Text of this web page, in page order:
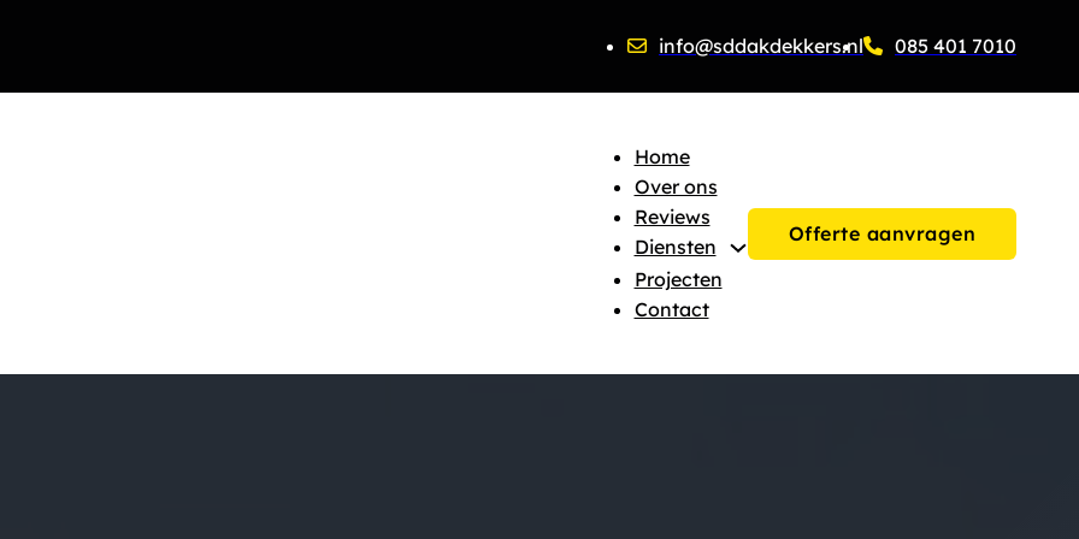
info@sddakdekkers.nl 085 401 7010
Home
Over ons
Reviews
Diensten
Projecten
Contact
Offerte aanvragen